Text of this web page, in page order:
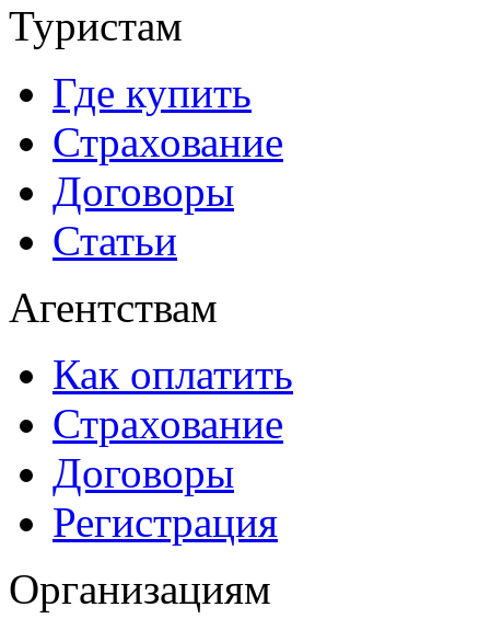
Туристам
Где купить
Страхование
Договоры
Статьи
Агентствам
Как оплатить
Страхование
Договоры
Регистрация
Организациям